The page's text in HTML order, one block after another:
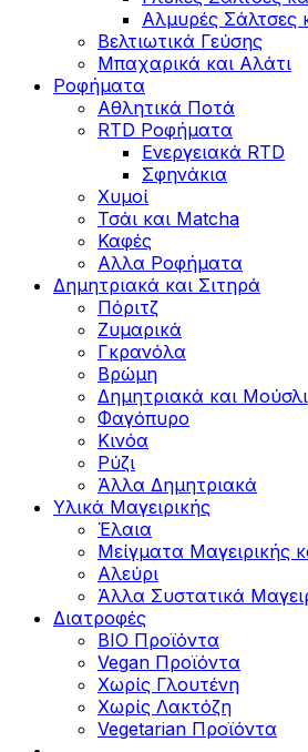
Αλμυρές Σάλτσες
Bελτιωτικά Γεύσης
Μπαχαρικά και Αλάτι
Ροφήματα
Αθλητικά Ποτά
RTD Ροφήματα
Ενεργειακά RTD
Σφηνάκια
Χυμοί
Τσάι και Matcha
Καφές
Αλλα Ροφήματα
Δημητριακά και Σιτηρά
Πόριτζ
Ζυμαρικά
Γκρανόλα
Βρώμη
Δημητριακά και Μούσλι
Φαγόπυρο
Κινόα
Ρύζι
Άλλα Δημητριακά
Υλικά Μαγειρικής
Έλαια
Μείγματα Μαγειρικής
Αλεύρι
Άλλα Συστατικά
Διατροφές
BIO Προϊόντα
Vegan Προϊόντα
Χωρίς Γλουτένη
Χωρίς Λακτόζη
Vegetarian Προϊόντα